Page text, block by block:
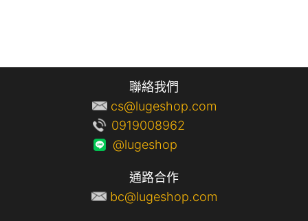
聯絡我們
cs@lugeshop.com
0919008962
@lugeshop
通路合作
bc@lugeshop.com